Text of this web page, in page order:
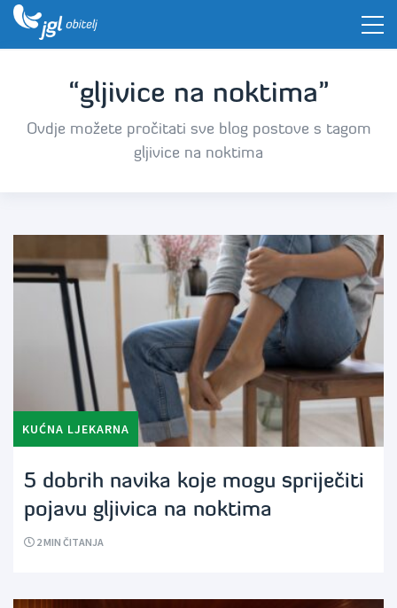
“gljivice na noktima”
Ovdje možete pročitati sve blog postove s tagom
gljivice na noktima
KUĆNA LJEKARNA
5 dobrih navika koje mogu spriječiti
pojavu gljivica na noktima
2MIN ČITANJA